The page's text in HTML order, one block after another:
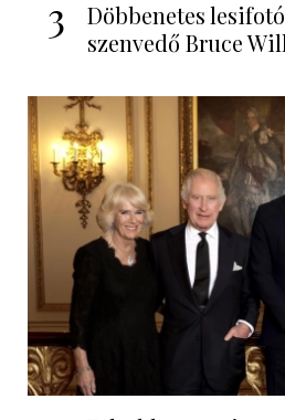
3
Döbbenetes
szenvedő Bruce